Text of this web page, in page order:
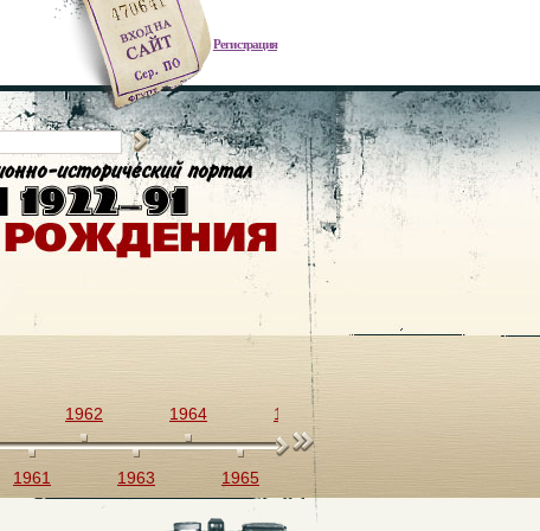
Регистрация
1961
1962
1963
1964
1965
1966